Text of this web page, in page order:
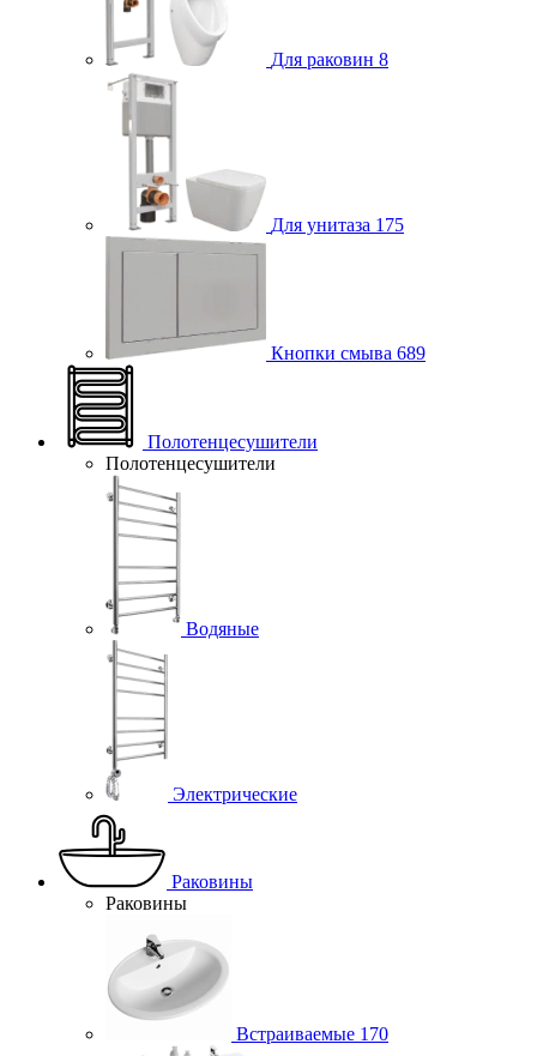
Для раковин 8
Для унитаза 175
Кнопки смыва 689
Полотенцесушители
Полотенцесушители
Водяные
Электрические
Раковины
Раковины
Встраиваемые 170